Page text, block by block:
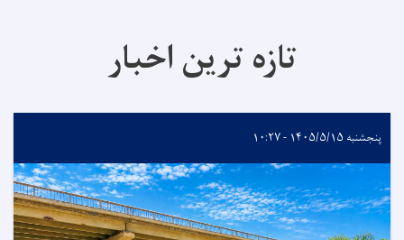
تازه ترین اخبار
پنجشنبه ۱۴۰۵/۵/۱۵ - ۱۰:۲۷